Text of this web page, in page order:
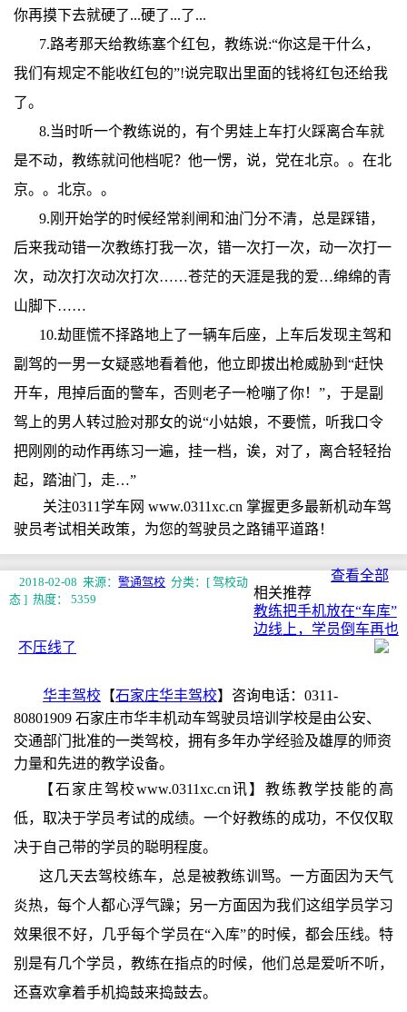
你再摸下去就硬了...硬了...了...
7.路考那天给教练塞个红包，教练说:“你这是干什么，
我们有规定不能收红包的”!说完取出里面的钱将红包还给我
了。
8.当时听一个教练说的，有个男娃上车打火踩离合车就
是不动，教练就问他档呢？他一愣，说，党在北京。。在北
京。。北京。。
9.刚开始学的时候经常刹闸和油门分不清，总是踩错，
后来我动错一次教练打我一次，错一次打一次，动一次打一
次，动次打次动次打次……苍茫的天涯是我的爱…绵绵的青
山脚下……
10.劫匪慌不择路地上了一辆车后座，上车后发现主驾和
副驾的一男一女疑惑地看着他，他立即拔出枪威胁到“赶快
开车，甩掉后面的警车，否则老子一枪嘣了你！”，于是副
驾上的男人转过脸对那女的说“小姑娘，不要慌，听我口令
把刚刚的动作再练习一遍，挂一档，诶，对了，离合轻轻抬
起，踏油门，走…”
关注0311学车网 www.0311xc.cn 掌握更多最新机动车驾
驶员考试相关政策，为您的驾驶员之路铺平道路！
2018-02-08 来源：警通驾校 分类：[ 驾校动
态 ] 热度： 5359
查看全部
相关推荐
教练把手机放在“车库”
边线上，学员倒车再也
不压线了
华丰驾校 【石家庄华丰驾校】咨询电话：0311-
80801909 石家庄市华丰机动车驾驶员培训学校是由公安、
交通部门批准的一类驾校，拥有多年办学经验及雄厚的师资
力量和先进的教学设备。
【石家庄驾校www.0311xc.cn讯】教练教学技能的高
低，取决于学员考试的成绩。一个好教练的成功，不仅仅取
决于自己带的学员的聪明程度。
这几天去驾校练车，总是被教练训骂。一方面因为天气
炎热，每个人都心浮气躁；另一方面因为我们这组学员学习
效果很不好，几乎每个学员在“入库”的时候，都会压线。特
别是有几个学员，教练在指点的时候，他们总是爱听不听，
还喜欢拿着手机捣鼓来捣鼓去。